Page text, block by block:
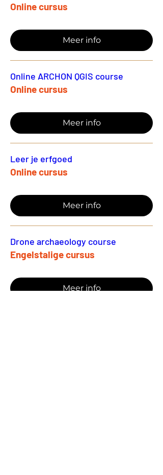
Online cursus
Meer info
Online ARCHON QGIS course
Online cursus
Meer info
Leer je erfgoed
Online cursus
Meer info
Drone archaeology course
Engelstalige cursus
Meer info